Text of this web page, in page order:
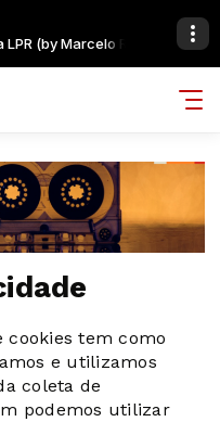
(by Marcelo Rios)
- LARGER THAN LIFE
cookies tem como
e utilizamos
coleta de
podemos utilizar